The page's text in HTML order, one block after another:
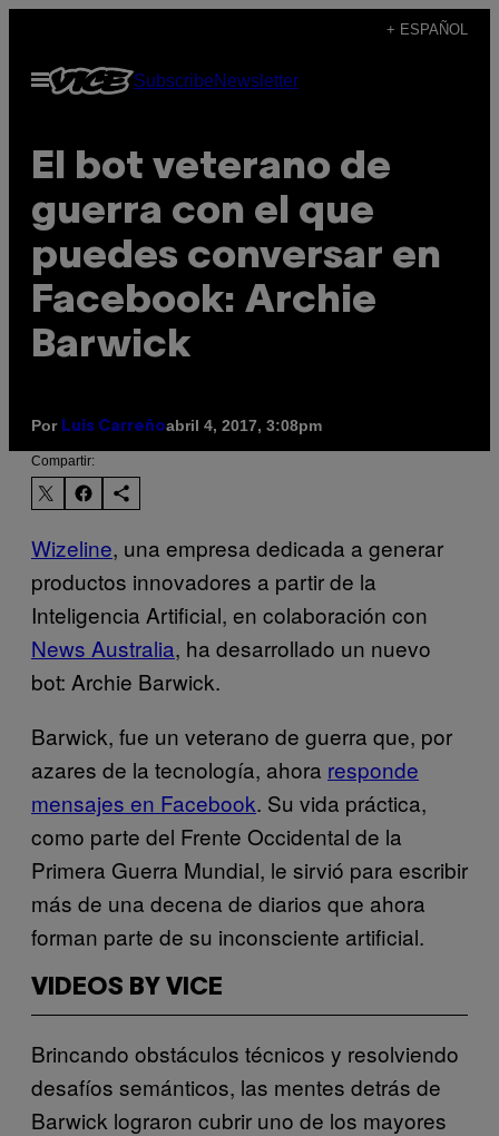
contenido
+ ESPAÑOL
Abrir
Menú
SubscribeNewsletter
El bot veterano de
guerra con el que
puedes conversar en
Facebook: Archie
Barwick
Por Luis Carreñoabril 4, 2017, 3:08pm
Compartir:
Wizeline, una empresa dedicada a generar
productos innovadores a partir de la
Inteligencia Artificial, en colaboración con
News Australia, ha desarrollado un nuevo
bot: Archie Barwick.
Barwick, fue un veterano de guerra que, por
azares de la tecnología, ahora responde
mensajes en Facebook. Su vida práctica,
como parte del Frente Occidental de la
Primera Guerra Mundial, le sirvió para escribir
más de una decena de diarios que ahora
forman parte de su inconsciente artificial.
VIDEOS BY VICE
Brincando obstáculos técnicos y resolviendo
desafíos semánticos, las mentes detrás de
Barwick lograron cubrir uno de los mayores